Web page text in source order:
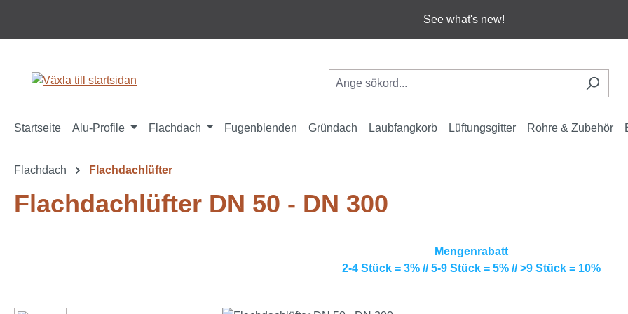
See what's new!
Startseite Alu-Profile Flachdach Fugenblenden Gründach Laubfangkorb Lüftungsgitter Rohre & Zubehör
Flachdach Flachdachlüfter
Flachdachlüfter DN 50 - DN 300
Mengenrabatt
2-4 Stück = 3% // 5-9 Stück = 5% // >9 Stück = 10%